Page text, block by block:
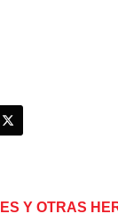
Y OTRAS